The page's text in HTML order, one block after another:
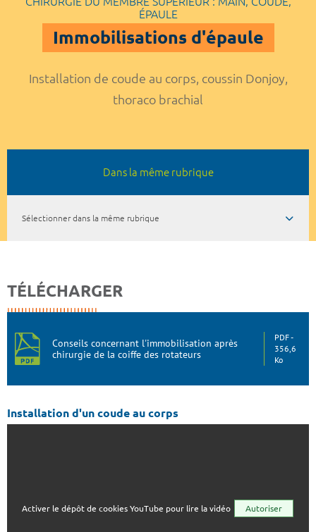
ÉPAULE
Immobilisations d'épaule
Installation de coude au corps, coussin Donjoy,
thoraco brachial
Dans la même rubrique
Sélectionner dans la même rubrique
TÉLÉCHARGER
Conseils concernant l'immobilisation après
chirurgie de la coiffe des rotateurs
PDF
356,6
Ko
Installation d'un coude au corps
Activer le dépôt de cookies YouTube pour lire la vidéo Autoriser